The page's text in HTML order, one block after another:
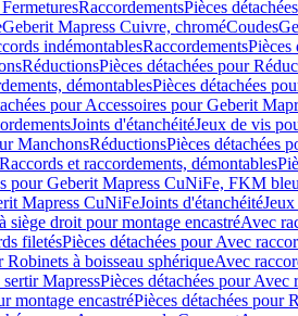
RaccordementsPièces
Geberit Mapress Cuivre, chroméCoudes
indémontablesRaccordementsPièces
RéductionsPièces détachées pour
démontablesPièces détachées
pour Accessoires pour Geberit
Joints d'étanchéitéJeux de vis
ManchonsRéductionsPièces détachées
Raccords et raccordements, démontables
pour Geberit Mapress CuNiFe, FKM bleu
Mapress CuNiFeJoints d'étanchéité
siège droit pour montage encastréAvec
filetésPièces détachées pour Avec
Robinets à boisseau sphériqueAvec
MapressPièces détachées pour Avec
montage encastréPièces détachées pour